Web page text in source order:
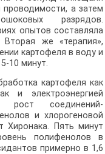
а затем
разрядов.
опытов составляла
же «терапия»,
картофеля в воду и
10 минут.
картофеля как
и электроэнергией
рост соединений-
и хлорогеновой
Хиронака. Пять минут
полифенолов в
примерно в 1,6